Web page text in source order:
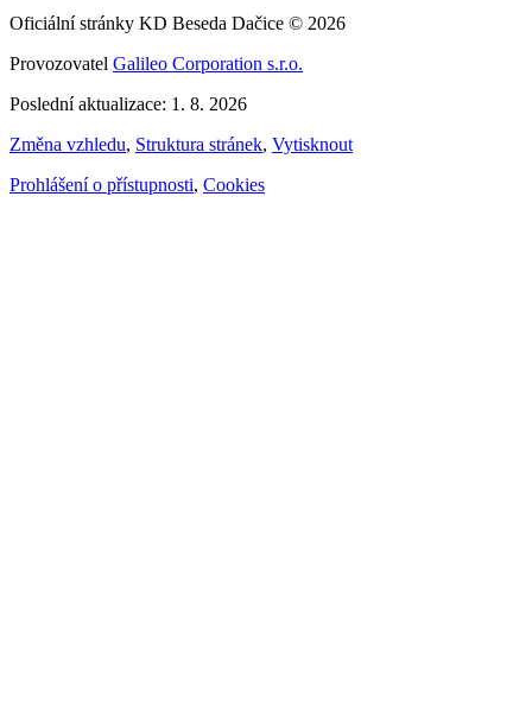
Oficiální stránky KD Beseda Dačice © 2026
Provozovatel Galileo Corporation s.r.o.
Poslední aktualizace: 1. 8. 2026
Změna vzhledu, Struktura stránek, Vytisknout
Prohlášení o přístupnosti, Cookies